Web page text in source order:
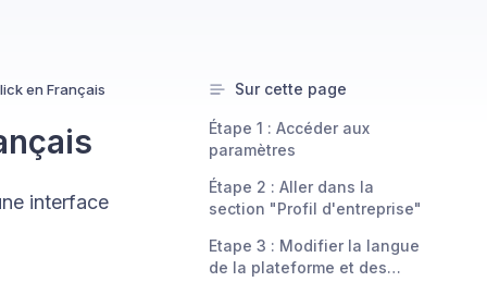
en Français
interface
Sur cette page
Étape 1 : Accéder aux
paramètres
Étape 2 : Aller dans la
section "Profil d'entreprise"
Etape 3 : Modifier la langue
de la plateforme et des